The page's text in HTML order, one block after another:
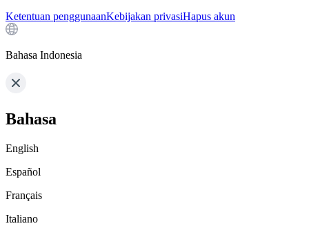
Ketentuan penggunaanKebijakan privasiHapus akun
Bahasa Indonesia
Bahasa
English
Español
Français
Italiano